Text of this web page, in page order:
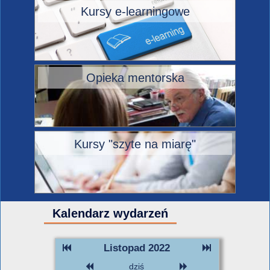
Kursy e-learningowe
Opieka mentorska
Kursy "szyte na miarę"
Kalendarz wydarzeń
Listopad 2022
dziś